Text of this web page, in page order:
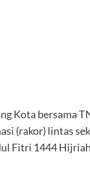
Kota bersama
(rakor) lintas
Fitri 1444